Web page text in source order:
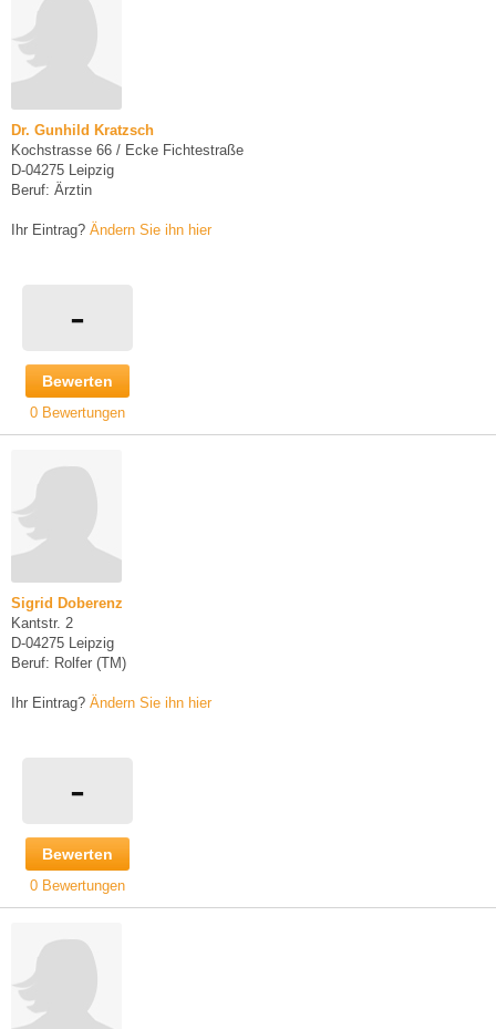
Dr. Gunhild Kratzsch
Kochstrasse 66 / Ecke Fichtestraße
D-04275 Leipzig
Beruf: Ärztin
Ihr Eintrag? Ändern Sie ihn hier
-
Bewerten
0 Bewertungen
Sigrid Doberenz
Kantstr. 2
D-04275 Leipzig
Beruf: Rolfer (TM)
Ihr Eintrag? Ändern Sie ihn hier
-
Bewerten
0 Bewertungen